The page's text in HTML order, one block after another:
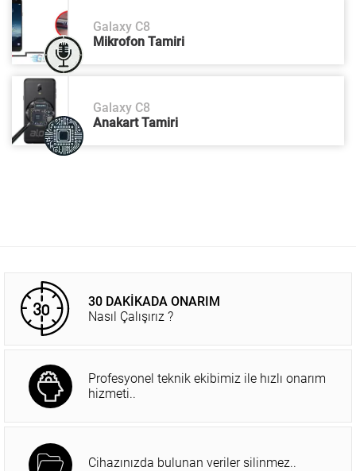
Galaxy C8
Mikrofon Tamiri
Galaxy C8
Anakart Tamiri
30 DAKİKADA ONARIM
Nasıl Çalışırız ?
Profesyonel teknik ekibimiz ile hızlı onarım
hizmeti..
Cihazınızda bulunan veriler silinmez..